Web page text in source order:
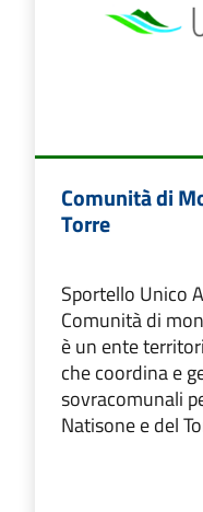
Comunità di
Torre
Sportello Unico
Comunità di
è un ente
che coordina e
sovracomunali
Natisone e del